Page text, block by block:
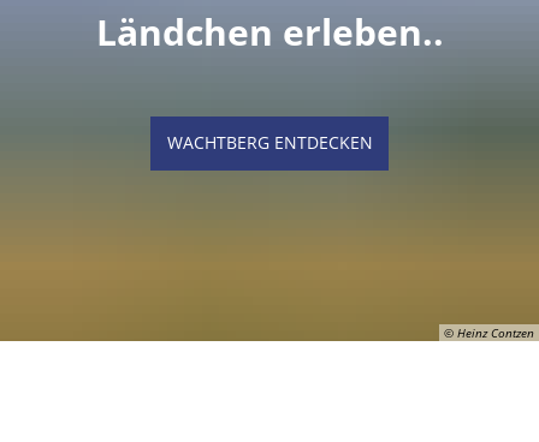
© Heinz Contzen
Ländchen erleben..
WACHTBERG ENTDECKEN